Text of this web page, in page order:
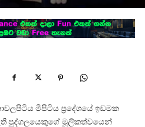
මීපිටිය ප්‍රදේශයේ ඉඩමක
පුද්ගලයෙකුගේ මූලිකත්වයෙන්